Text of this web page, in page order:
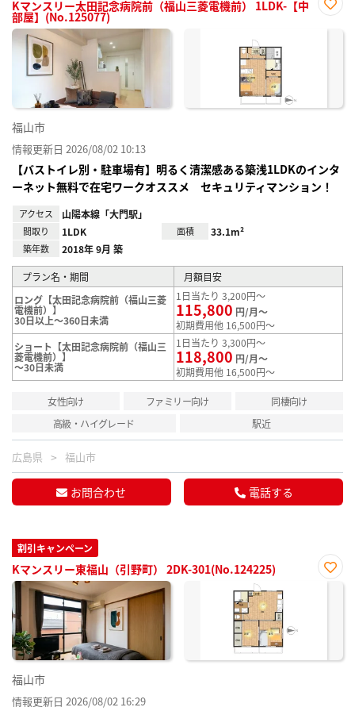
Kマンスリー太田記念病院前（福山三菱電機前） 1LDK-【中
部屋】(No.125077)
に入
福山市
情報更新日 2026/08/02 10:13
【バストイレ別・駐車場有】明るく清潔感ある築浅1LDKのインタ
ーネット無料で在宅ワークオススメ セキュリティマンション！
アクセス 山陽本線「大門駅」
間取り 1LDK 面積 33.1m²
築年数 2018年 9月 築
プラン名・期間
月額目安
ロング【太田記念病院前（福山三菱
電機前）】
30日以上～360日未満
1日当たり 3,200円～
115,800 円/月～
初期費用他 16,500円～
ショート【太田記念病院前（福山三
菱電機前）】
～30日未満
1日当たり 3,300円～
118,800 円/月～
初期費用他 16,500円～
女性向け ファミリー向け
同棲向け
高級・ハイグレード
駅近
広島県 福山市
お問合わせ 電話する
割引キャンペーン
Kマンスリー東福山（引野町） 2DK-301(No.124225)
お気
福山市
情報更新日 2026/08/02 16:29